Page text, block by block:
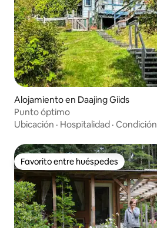
Alojamiento en Daajing Giids
Punto óptimo
Ubicación · Hospitalidad · Condición
Favorito entre huéspedes
Favorito entre huéspedes